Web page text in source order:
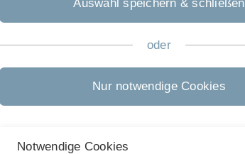
Auswahl speichern & schließen
oder
Nur notwendige Cookies
Notwendige Cookies